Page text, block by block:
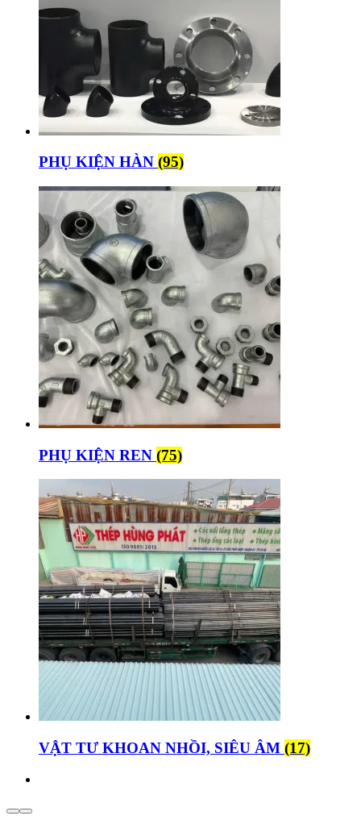
PHỤ KIỆN HÀN (95)
PHỤ KIỆN REN (75)
VẬT TƯ KHOAN NHỒI, SIÊU ÂM (17)